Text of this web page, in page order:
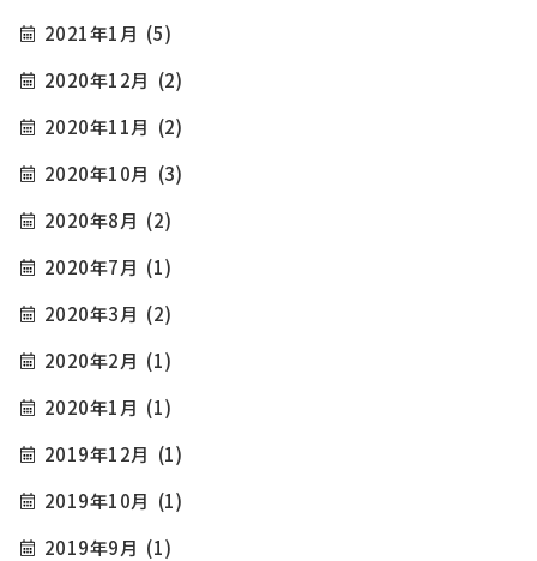
2021年1月 (5)
2020年12月 (2)
2020年11月 (2)
2020年10月 (3)
2020年8月 (2)
2020年7月 (1)
2020年3月 (2)
2020年2月 (1)
2020年1月 (1)
2019年12月 (1)
2019年10月 (1)
2019年9月 (1)